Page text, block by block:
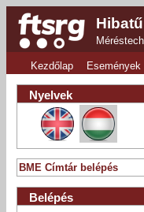
Kezdőlap Események
Nyelvek
BME Címtár belépés
Belépés